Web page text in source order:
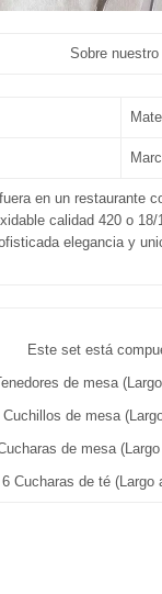
en un
calidad 420 o
elegancia y
Este set está
de mesa
Cuchillos de mesa
de mesa
Cucharas de té (Largo